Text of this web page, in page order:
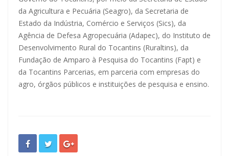
da Agricultura e Pecuária (Seagro), da Secretaria de
Estado da Indústria, Comércio e Serviços (Sics), da
Agência de Defesa Agropecuária (Adapec), do Instituto de
Desenvolvimento Rural do Tocantins (Ruraltins), da
Fundação de Amparo à Pesquisa do Tocantins (Fapt) e
da Tocantins Parcerias, em parceria com empresas do
agro, órgãos públicos e instituições de pesquisa e ensino.